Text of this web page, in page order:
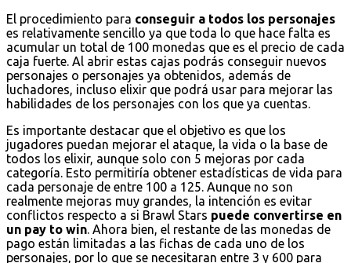
El procedimiento para conseguir a todos los personajes
es relativamente sencillo ya que toda lo que hace falta es
acumular un total de 100 monedas que es el precio de cada
caja fuerte. Al abrir estas cajas podrás conseguir nuevos
personajes o personajes ya obtenidos, además de
luchadores, incluso elixir que podrá usar para mejorar las
habilidades de los personajes con los que ya cuentas.
Es importante destacar que el objetivo es que los
jugadores puedan mejorar el ataque, la vida o la base de
todos los elixir, aunque solo con 5 mejoras por cada
categoría. Esto permitiría obtener estadísticas de vida para
cada personaje de entre 100 a 125. Aunque no son
realmente mejoras muy grandes, la intención es evitar
conflictos respecto a si Brawl Stars puede convertirse en
un pay to win . Ahora bien, el restante de las monedas de
pago están limitadas a las fichas de cada uno de los
personajes, por lo que se necesitaran entre 3 y 600 para